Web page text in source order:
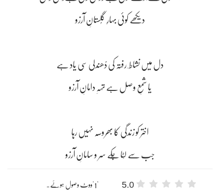
دیکھے کوئی بہارِ گُلستانِ آرزو
دل میں نشاط ِ رفتہ کی دُھندلی سی یاد ہے
یا شمعِ وصل ہے تہہِ دامانِ آرزو
اختر کو زندگی کا بھروسہ نہیں رہا
5.0 "1"ووٹ وصول ہوئے۔